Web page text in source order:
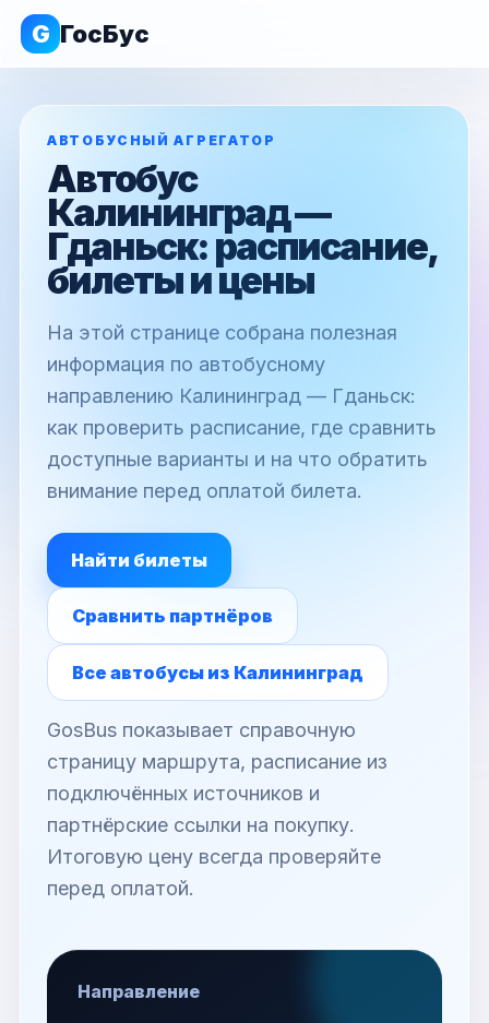
G ГосБус
АВТОБУСНЫЙ АГРЕГАТОР
Автобус
Калининград —
Гданьск: расписание,
билеты и цены
На этой странице собрана полезная
информация по автобусному
направлению Калининград — Гданьск:
как проверить расписание, где сравнить
доступные варианты и на что обратить
внимание перед оплатой билета.
Найти билеты
Сравнить партнёров
Все автобусы из Калининград
GosBus показывает справочную
страницу маршрута, расписание из
подключённых источников и
партнёрские ссылки на покупку.
Итоговую цену всегда проверяйте
перед оплатой.
Направление